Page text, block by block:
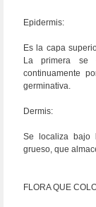
Epidermis:
Es la capa
La primera se
continuamente
germinativa.
Dermis:
Se localiza bajo
grueso, que
FLORA QUE